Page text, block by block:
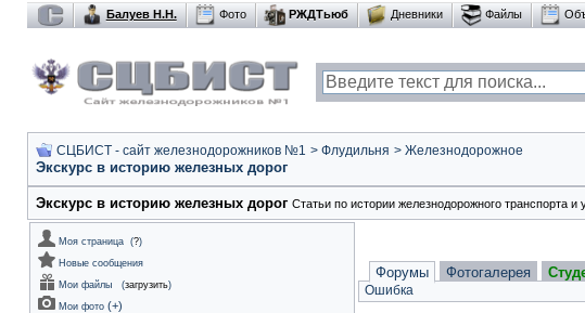
Балуев Н.Н. Фото РЖДТьюб Дневники Файлы
СЦБИСТ - сайт железнодорожников №1 > Флудильня > Железнодорожное
Экскурс в историю железных дорог
Экскурс в историю железных дорог Статьи по истории железнодорожного транспорта и
Моя страница (?)
Новые сообщения
Мои файлы
(загрузить)
Мои фото (+)
Форумы Фотогалерея
Ошибка